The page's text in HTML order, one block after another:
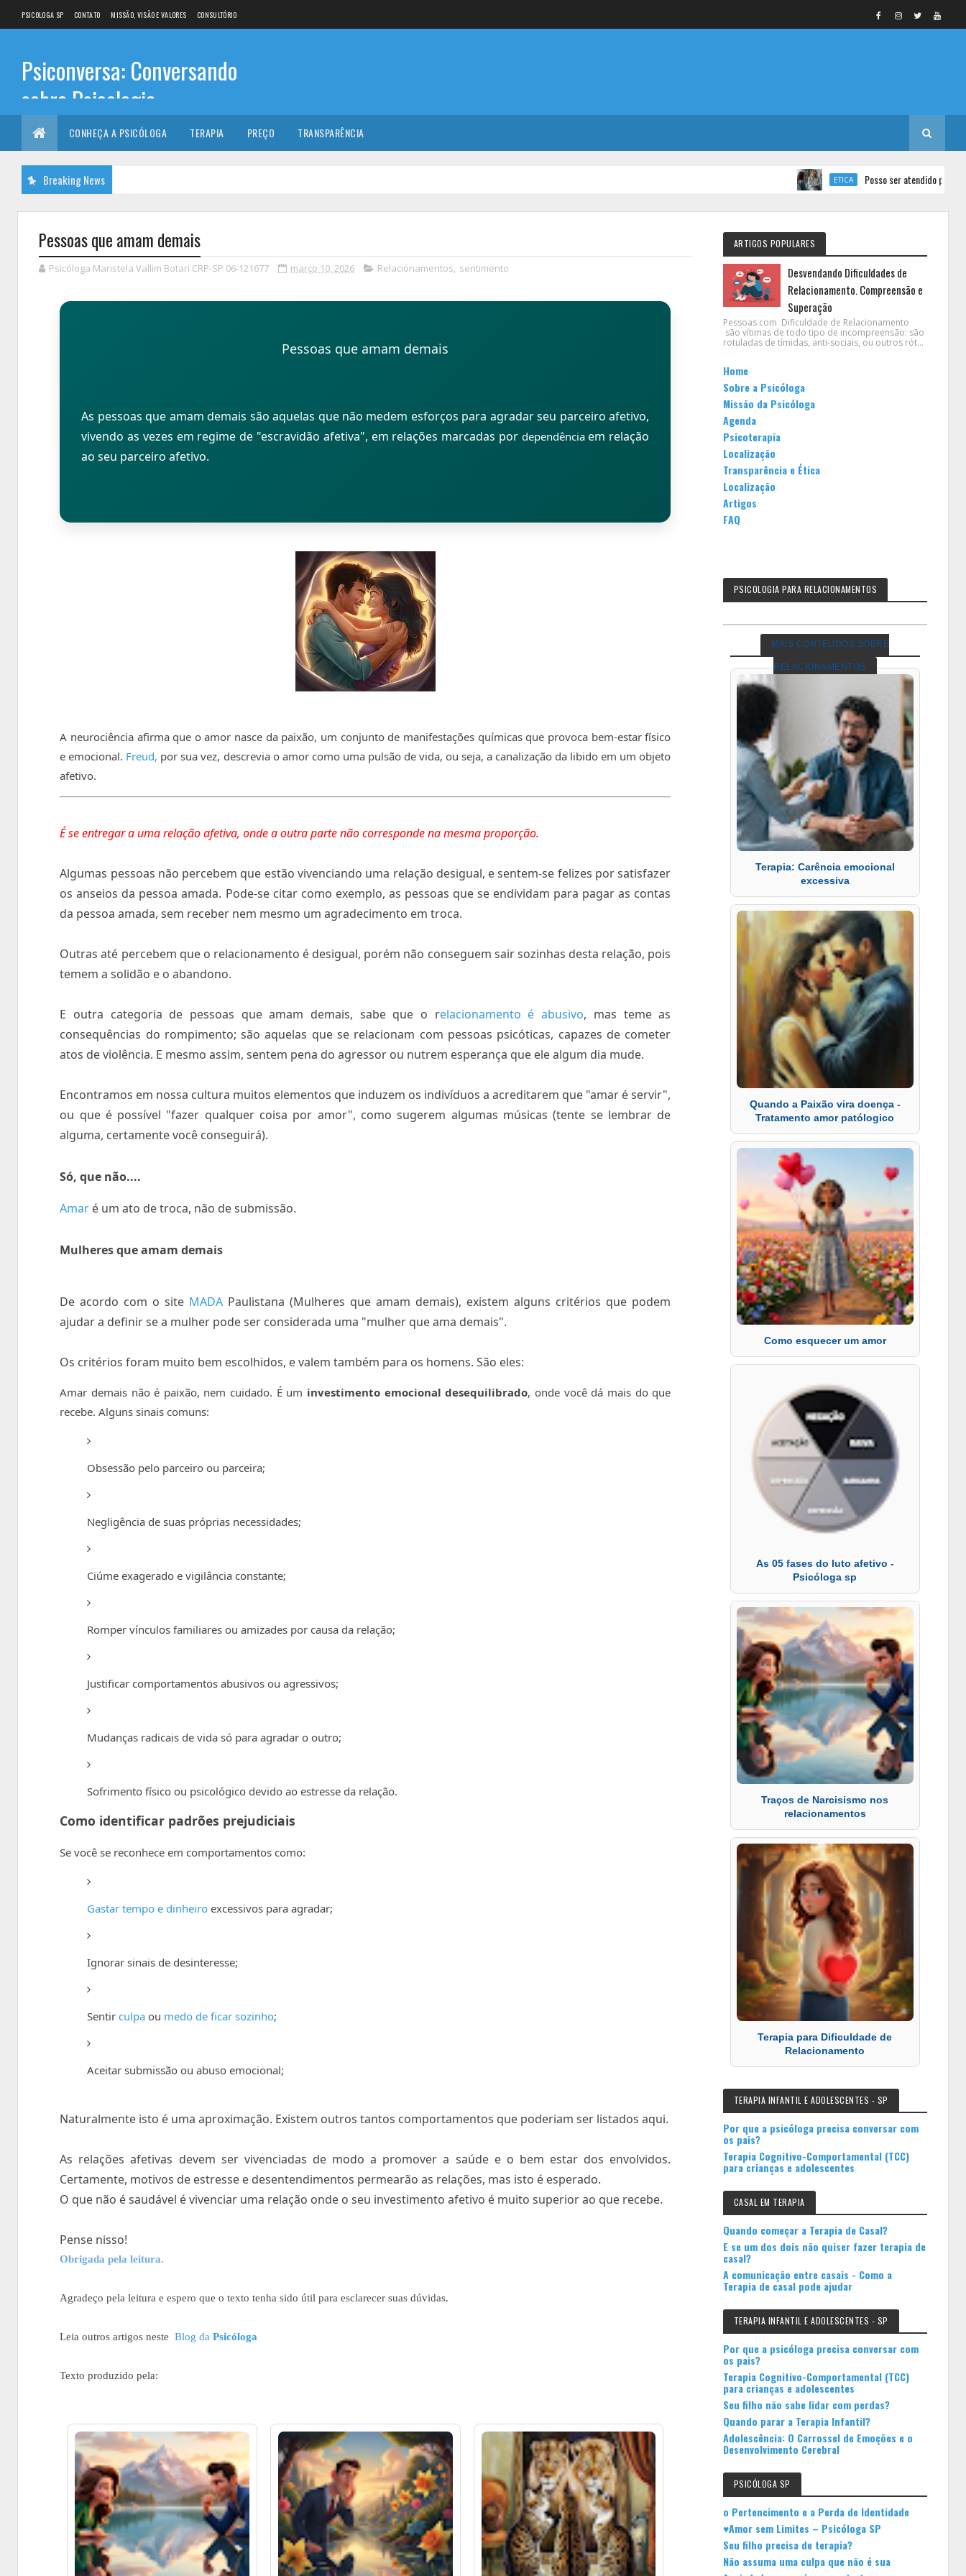
PSICOLOGA SP CONTATO MISSÃO, VISÃO E VALORES CONSULTÓRIO
Psiconversa: Conversando
sobre Psicologia
Informações sobre: Psicóloga, Psicoterapia, terapia de
casal, terapia individual, Psicóloga online e presencial,
CONHEÇA A PSICÓLOGA TERAPIA PREÇO TRANSPARÊNCIA
Breaking News ETICA Posso ser atendido por 2 psicólogos
Pessoas que amam demais
Psicóloga Maristela Vallim Botari CRP-SP 06-121677 março 10, 2026 Relacionamentos, sentimento
Pessoas que amam demais
As pessoas que amam demais são aquelas que não medem esforços para agradar seu parceiro afetivo,
vivendo as vezes em regime de "escravidão afetiva", em relações marcadas por dependênciaem relação
ao seu parceiro afetivo.
A neurociência afirma que o amor nasce da paixão, um conjunto de manifestações químicas que provoca bem-estar físico
e emocional. Freud, por sua vez, descrevia o amor como uma pulsão de vida, ou seja, a canalização da libido em um objeto
afetivo.
É se entregar a uma relação afetiva, onde a outra parte não corresponde na mesma proporção.
Algumas pessoas não percebem que estão vivenciando uma relação desigual, e sentem-se felizes por satisfazer
os anseios da pessoa amada. Pode-se citar como exemplo, as pessoas que se endividam para pagar as contas
da pessoa amada, sem receber nem mesmo um agradecimento em troca.
Outras até percebem que o relacionamento é desigual, porém não conseguem sair sozinhas desta relação, pois
temem a solidão e o abandono.
E outra categoria de pessoas que amam demais, sabe que o relacionamento é abusivo, mas teme as
consequências do rompimento; são aquelas que se relacionam com pessoas psicóticas, capazes de cometer
atos de violência. E mesmo assim, sentem pena do agressor ou nutrem esperança que ele algum dia mude.
Encontramos em nossa cultura muitos elementos que induzem os indivíduos a acreditarem que "amar é servir",
ou que é possível "fazer qualquer coisa por amor", como sugerem algumas músicas (tente se lembrar de
alguma, certamente você conseguirá).
Só, que não....
Amar é um ato de troca, não de submissão.
Mulheres que amam demais
De acordo com o site MADA Paulistana (Mulheres que amam demais), existem alguns critérios que podem
ajudar a definir se a mulher pode ser considerada uma "mulher que ama demais".
Os critérios foram muito bem escolhidos, e valem também para os homens. São eles:
Amar demais não é paixão, nem cuidado. É um investimento emocional desequilibrado, onde você dá mais do que
recebe. Alguns sinais comuns:
Obsessão pelo parceiro ou parceira;
Negligência de suas próprias necessidades;
Ciúme exagerado e vigilância constante;
Romper vínculos familiares ou amizades por causa da relação;
Justificar comportamentos abusivos ou agressivos;
Mudanças radicais de vida só para agradar o outro;
Sofrimento físico ou psicológico devido ao estresse da relação.
Como identificar padrões prejudiciais
Se você se reconhece em comportamentos como:
Gastar tempo e dinheiroexcessivos para agradar;
Ignorar sinais de desinteresse;
Sentir culpaou medo de ficar sozinho;
Aceitar submissão ou abuso emocional;
Naturalmente isto é uma aproximação. Existem outros tantos comportamentos que poderiam ser listados aqui.
As relações afetivas devem ser vivenciadas de modo a promover a saúde e o bem estar dos envolvidos.
Certamente, motivos de estresse e desentendimentos permearão as relações, mas isto é esperado.
O que não é saudável é vivenciar uma relação onde o seu investimento afetivo é muito superior ao que recebe.
Pense nisso!
Obrigada pela leitura.
Agradeço pela leitura e espero que o texto tenha sido útil para esclarecer suas dúvidas.
Leia outros artigos nesteBlog daPsicóloga
Texto produzido pela:
ARTIGOS POPULARES
Desvendando Dificuldades de
Relacionamento. Compreensão e
Superação
Pessoas com Dificuldade de Relacionamento
são vítimas de todo tipo de incompreensão: são
rotuladas de tímidas, anti-sociais, ou outros rót...
Home
Sobre a Psicóloga
Missão da Psicóloga
Agenda
Psicoterapia
Localização
Transparência e Ética
Localização
Artigos
FAQ
PSICOLOGIA PARA RELACIONAMENTOS
MAIS CONTEÚDOS SOBRE
RELACIONAMENTOS
Terapia: Carência emocional
excessiva
Quando a Paixão vira doença -
Tratamento amor patólogico
Como esquecer um amor
As 05 fases do luto afetivo -
Psicóloga sp
Traços de Narcisismo nos
relacionamentos
Terapia para Dificuldade de
Relacionamento
TERAPIA INFANTIL E ADOLESCENTES - SP
Por que a psicóloga precisa conversar com
os pais?
Terapia Cognitivo-Comportamental (TCC)
para crianças e adolescentes
CASAL EM TERAPIA
Quando começar a Terapia de Casal?
E se um dos dois não quiser fazer terapia de
casal?
A comunicação entre casais - Como a
Terapia de casal pode ajudar
TERAPIA INFANTIL E ADOLESCENTES - SP
Por que a psicóloga precisa conversar com
os pais?
Terapia Cognitivo-Comportamental (TCC)
para crianças e adolescentes
Seu filho não sabe lidar com perdas?
Quando parar a Terapia Infantil?
Adolescência: O Carrossel de Emoções e o
Desenvolvimento Cerebral
PSICÓLOGA SP
o Pertencimento e a Perda de Identidade
♥Amor sem Limites – Psicóloga SP
Seu filho precisa de terapia?
Não assuma uma culpa que não é sua